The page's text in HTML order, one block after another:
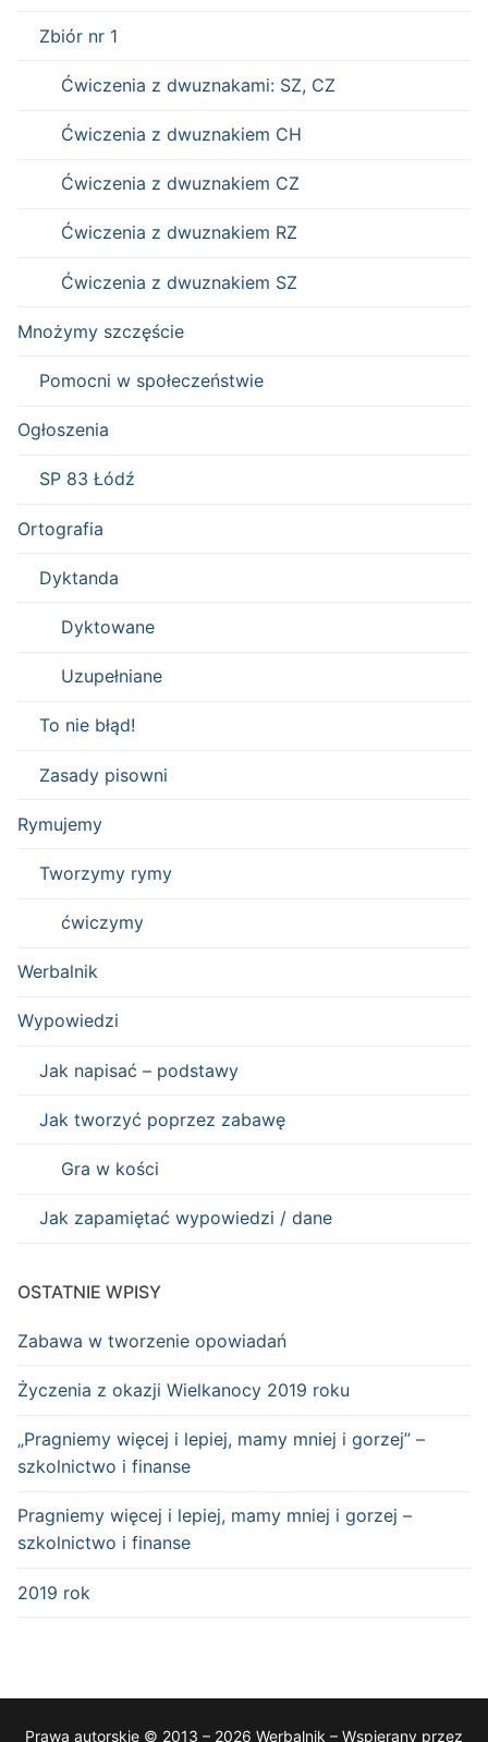
Zbiór nr 1
Ćwiczenia z dwuznakami: SZ, CZ
Ćwiczenia z dwuznakiem CH
Ćwiczenia z dwuznakiem CZ
Ćwiczenia z dwuznakiem RZ
Ćwiczenia z dwuznakiem SZ
Mnożymy szczęście
Pomocni w społeczeństwie
Ogłoszenia
SP 83 Łódź
Ortografia
Dyktanda
Dyktowane
Uzupełniane
To nie błąd!
Zasady pisowni
Rymujemy
Tworzymy rymy
ćwiczymy
Werbalnik
Wypowiedzi
Jak napisać – podstawy
Jak tworzyć poprzez zabawę
Gra w kości
Jak zapamiętać wypowiedzi / dane
OSTATNIE WPISY
Zabawa w tworzenie opowiadań
Życzenia z okazji Wielkanocy 2019 roku
„Pragniemy więcej i lepiej, mamy mniej i gorzej” –
szkolnictwo i finanse
Pragniemy więcej i lepiej, mamy mniej i gorzej –
szkolnictwo i finanse
2019 rok
Prawa autorskie © 2013 – 2026 Werbalnik – Wspierany przez